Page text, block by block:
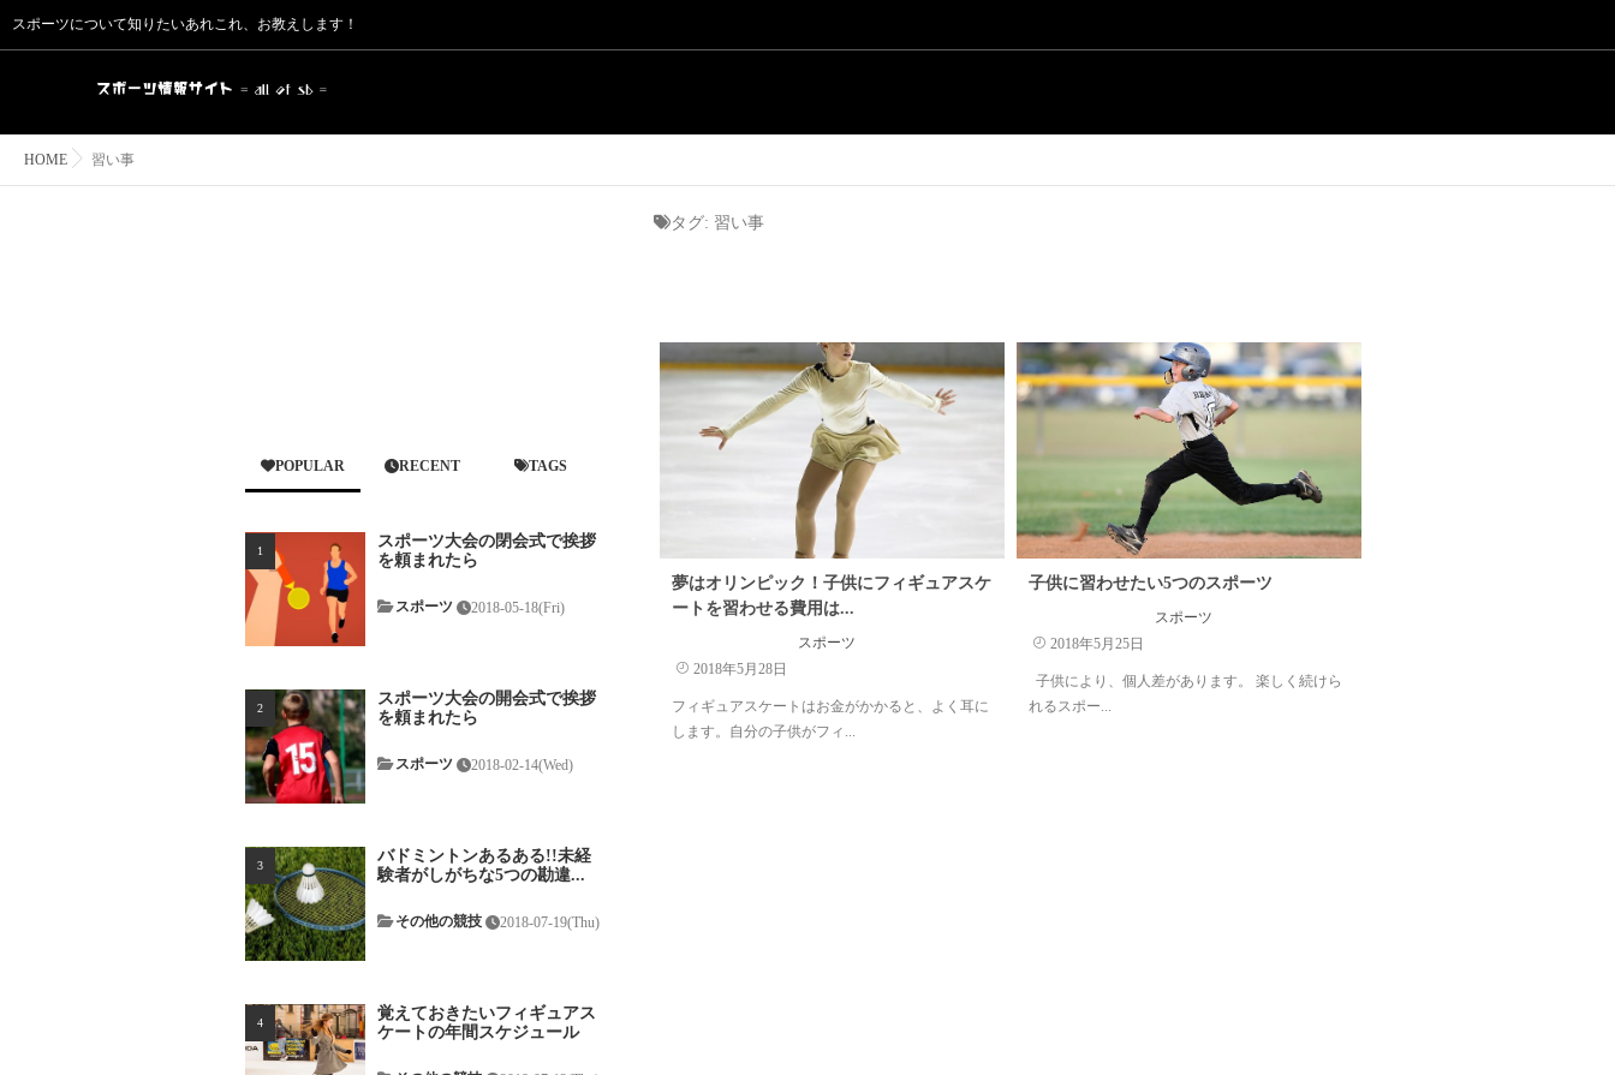
スポーツについて知りたいあれこれ、お教えします！
HOME 習い事
タグ: 習い事
夢はオリンピック！子供にフィギュアスケ
ートを習わせる費用は...
スポーツ
2018年5月28日
フィギュアスケートはお金がかかると、よく耳に
します。自分の子供がフィ...
子供に習わせたい5つのスポーツ
スポーツ
2018年5月25日
子供により、個人差があります。 楽しく続けら
れるスポー...
POPULAR RECENT TAGS
スポーツ大会の閉会式で挨拶
を頼まれたら
2018-05-18(Fri)
スポーツ
スポーツ大会の開会式で挨拶
を頼まれたら
2018-02-14(Wed)
スポーツ
バドミントンあるある!!未経
験者がしがちな5つの勘違...
2018-07-19(Thu)
その他の競技
覚えておきたいフィギュアス
ケートの年間スケジュール